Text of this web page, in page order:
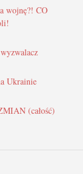
wojnę?! CO
Ukrainie
(całość)